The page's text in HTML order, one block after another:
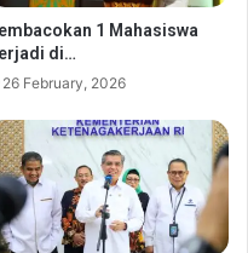
1 Mahasiswa
di…
26 February, 2026